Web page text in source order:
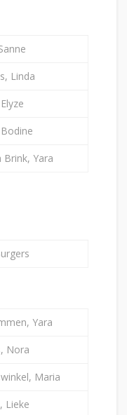
Linda
Brink, Yara
Yara
Nora
Maria
Lieke